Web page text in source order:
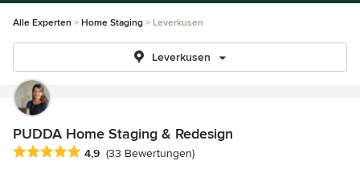
Alle Experten Home Staging Leverkusen
Leverkusen
PUDDA Home Staging & Redesign
Durchschnittliche Bewertung: 4.9 von 5 Sternen
4,9 (33 Bewertungen)